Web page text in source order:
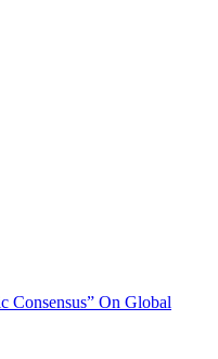
Consensus” On Global